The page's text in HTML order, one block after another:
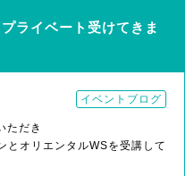
ライベート受けてきま
イベントブログ
ただき
オリエンタルWSを受講して